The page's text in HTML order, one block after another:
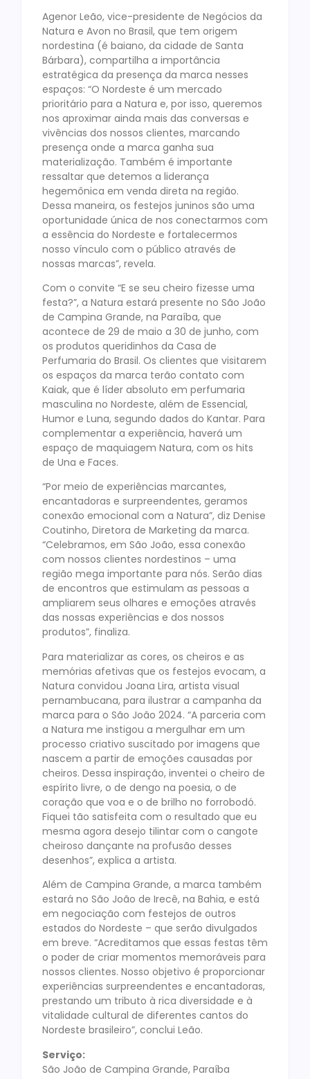
Agenor Leão, vice-presidente de Negócios da
Natura e Avon no Brasil, que tem origem
nordestina (é baiano, da cidade de Santa
Bárbara), compartilha a importância
estratégica da presença da marca nesses
espaços: “O Nordeste é um mercado
prioritário para a Natura e, por isso, queremos
nos aproximar ainda mais das conversas e
vivências dos nossos clientes, marcando
presença onde a marca ganha sua
materialização. Também é importante
ressaltar que detemos a liderança
hegemônica em venda direta na região.
Dessa maneira, os festejos juninos são uma
oportunidade única de nos conectarmos com
a essência do Nordeste e fortalecermos
nosso vínculo com o público através de
nossas marcas”, revela.
Com o convite “E se seu cheiro fizesse uma
festa?”, a Natura estará presente no São João
de Campina Grande, na Paraíba, que
acontece de 29 de maio a 30 de junho, com
os produtos queridinhos da Casa de
Perfumaria do Brasil. Os clientes que visitarem
os espaços da marca terão contato com
Kaiak, que é líder absoluto em perfumaria
masculina no Nordeste, além de Essencial,
Humor e Luna, segundo dados do Kantar. Para
complementar a experiência, haverá um
espaço de maquiagem Natura, com os hits
de Una e Faces.
“Por meio de experiências marcantes,
encantadoras e surpreendentes, geramos
conexão emocional com a Natura”, diz Denise
Coutinho, Diretora de Marketing da marca.
“Celebramos, em São João, essa conexão
com nossos clientes nordestinos – uma
região mega importante para nós. Serão dias
de encontros que estimulam as pessoas a
ampliarem seus olhares e emoções através
das nossas experiências e dos nossos
produtos”, finaliza.
Para materializar as cores, os cheiros e as
memórias afetivas que os festejos evocam, a
Natura convidou Joana Lira, artista visual
pernambucana, para ilustrar a campanha da
marca para o São João 2024. “A parceria com
a Natura me instigou a mergulhar em um
processo criativo suscitado por imagens que
nascem a partir de emoções causadas por
cheiros. Dessa inspiração, inventei o cheiro de
espírito livre, o de dengo na poesia, o de
coração que voa e o de brilho no forrobodó.
Fiquei tão satisfeita com o resultado que eu
mesma agora desejo tilintar com o cangote
cheiroso dançante na profusão desses
desenhos”, explica a artista.
Além de Campina Grande, a marca também
estará no São João de Irecê, na Bahia, e está
em negociação com festejos de outros
estados do Nordeste – que serão divulgados
em breve. “Acreditamos que essas festas têm
o poder de criar momentos memoráveis para
nossos clientes. Nosso objetivo é proporcionar
experiências surpreendentes e encantadoras,
prestando um tributo à rica diversidade e à
vitalidade cultural de diferentes cantos do
Nordeste brasileiro”, conclui Leão.
Serviço:
São João de Campina Grande, Paraíba